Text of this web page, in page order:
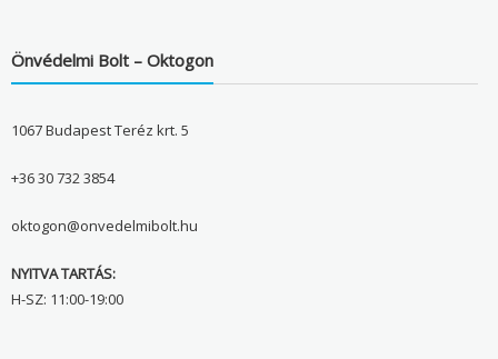
Önvédelmi Bolt – Oktogon
1067 Budapest Teréz krt. 5
+36 30 732 3854
oktogon@onvedelmibolt.hu
NYITVA TARTÁS:
H-SZ: 11:00-19:00